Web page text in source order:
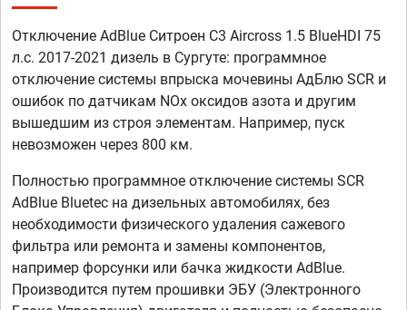
Отключение AdBlue Ситроен C3 Aircross 1.5 BlueHDI 75
л.с. 2017-2021 дизель в Сургуте: программное
отключение системы впрыска мочевины АдБлю SCR и
ошибок по датчикам NOx оксидов азота и другим
вышедшим из строя элементам. Например, пуск
невозможен через 800 км.
Полностью программное отключение системы SCR
AdBlue Bluetec на дизельных автомобилях, без
необходимости физического удаления сажевого
фильтра или ремонта и замены компонентов,
например форсунки или бачка жидкости AdBlue.
Производится путем прошивки ЭБУ (Электронного